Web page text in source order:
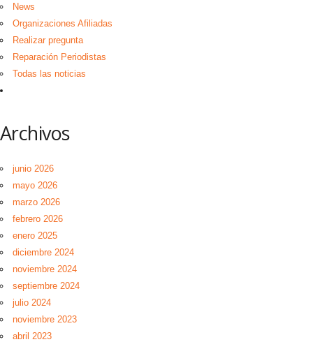
News
Organizaciones Afiliadas
Realizar pregunta
Reparación Periodistas
Todas las noticias
Archivos
junio 2026
mayo 2026
marzo 2026
febrero 2026
enero 2025
diciembre 2024
noviembre 2024
septiembre 2024
julio 2024
noviembre 2023
abril 2023